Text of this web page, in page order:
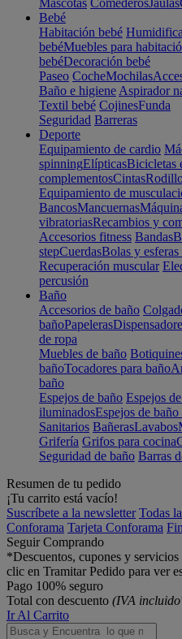
Mascotas ComederosJaulas
Bebé
Habitación bebé
bebéMuebles para
bebéDecoración bebé
Paseo CocheMochilas
Baño e higiene Aspirador
Textil bebé CojinesFunda
Seguridad Barreras
Deporte
Equipamiento de cardio
spinningElípticasBicicletas
complementosCintas
Equipamiento de
BancosMancuernas
vibratoriasRecambios y
Accesorios fitness Bandas
stepCuerdasBolas y
Recuperación muscular
percusión
Baño
Accesorios de baño
bañoPapeleras
de ropa
Muebles de baño
bañoTocadores para baño
baño
Espejos de baño Espejos
iluminadosEspejos de
Sanitarios BañerasLavabos
Grifería Grifos para cocina
Seguridad de baño Barras
Resumen de tu pedido
¡Tu carrito está vacío!
Suscríbete a la newsletter Todas
Conforama Tarjeta Conforama
Seguir Comprando
*Descuentos, cupones y
clic en Tramitar Pedido para ver
Pago 100% seguro
Total con descuento (IVA
Ir Al Carrito